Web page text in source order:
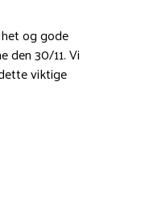
og gode
den 30/11. Vi
viktige